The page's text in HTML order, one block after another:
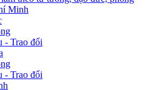
Minh
- Trao đổi
- Trao đổi